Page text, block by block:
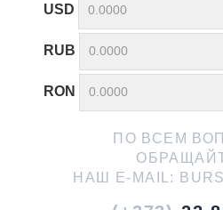
USD
RUB
RON
ПО ВСЕМ
НАШ E-MAIL: